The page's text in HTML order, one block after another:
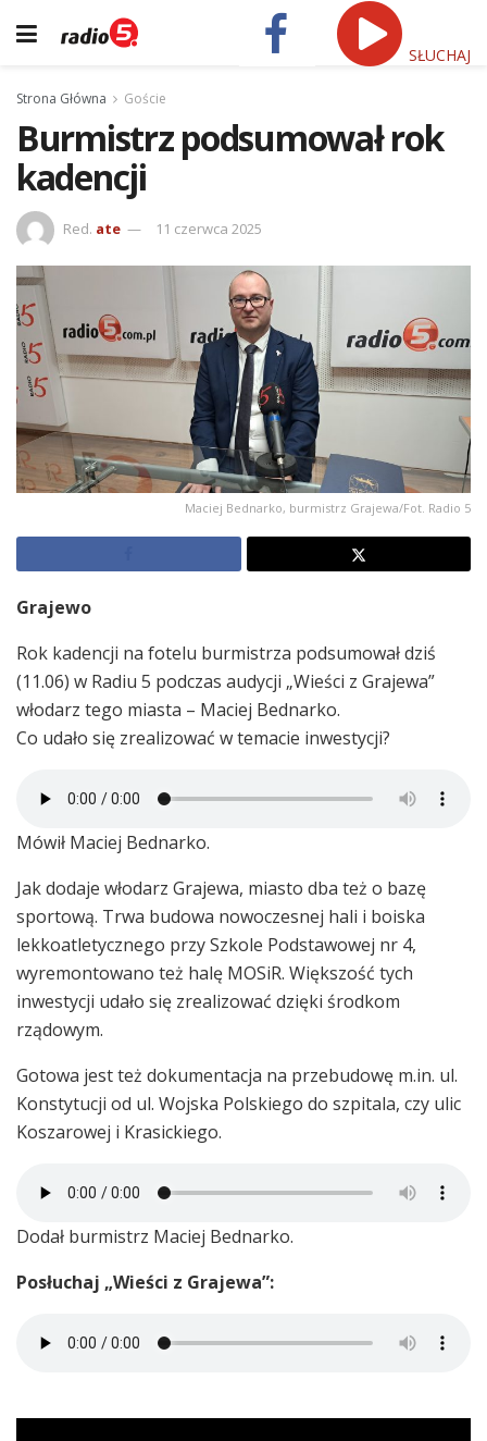
SŁUCHAJ
Strona Główna Goście
Burmistrz podsumował rok
kadencji
Red. ate 11 czerwca 2025
Maciej Bednarko, burmistrz Grajewa/Fot. Radio 5
Grajewo
Rok kadencji na fotelu burmistrza podsumował dziś
(11.06) w Radiu 5 podczas audycji „Wieści z Grajewa”
włodarz tego miasta – Maciej Bednarko.
Co udało się zrealizować w temacie inwestycji?
Mówił Maciej Bednarko.
Jak dodaje włodarz Grajewa, miasto dba też o bazę
sportową. Trwa budowa nowoczesnej hali i boiska
lekkoatletycznego przy Szkole Podstawowej nr 4,
wyremontowano też halę MOSiR. Większość tych
inwestycji udało się zrealizować dzięki środkom
rządowym.
Gotowa jest też dokumentacja na przebudowę m.in. ul.
Konstytucji od ul. Wojska Polskiego do szpitala, czy ulic
Koszarowej i Krasickiego.
Dodał burmistrz Maciej Bednarko.
Posłuchaj „Wieści z Grajewa”: